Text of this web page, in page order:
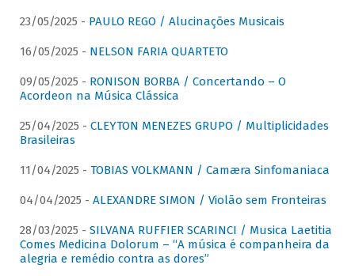
23/05/2025 - PAULO REGO / Alucinações Musicais
16/05/2025 - NELSON FARIA QUARTETO
09/05/2025 - RONISON BORBA / Concertando – O
Acordeon na Música Clássica
25/04/2025 - CLEYTON MENEZES GRUPO / Multiplicidades
Brasileiras
11/04/2025 - TOBIAS VOLKMANN / Camæra Sinfomaniaca
04/04/2025 - ALEXANDRE SIMON / Violão sem Fronteiras
28/03/2025 - SILVANA RUFFIER SCARINCI / Musica Laetitia
Comes Medicina Dolorum – “A música é companheira da
alegria e remédio contra as dores”